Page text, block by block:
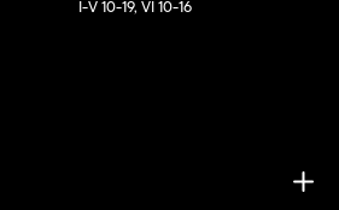
I-V 10-19, VI 10-16